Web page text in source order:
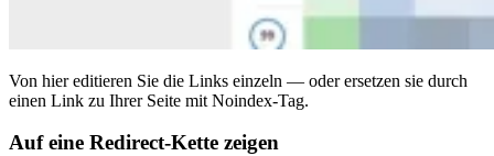
Von hier editieren Sie die Links einzeln — oder ersetzen sie durch
einen Link zu Ihrer Seite mit Noindex-Tag.
Auf eine Redirect-Kette zeigen